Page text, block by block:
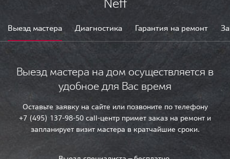
Neff
Выезд мастера Диагностика Гарантия на ремонт
Выезд мастера на дом осуществляется в
удобное для Вас время
Оставьте заявку на сайте или позвоните по телефону
+7 (495) 137-98-50 call-центр примет заказ на ремонт и
запланирует визит мастера в кратчайшие сроки.